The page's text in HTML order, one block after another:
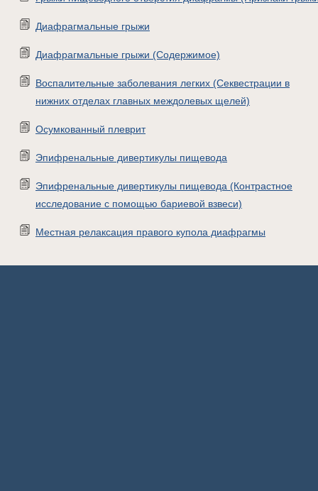
Диафрагмальные грыжи
Диафрагмальные грыжи (Содержимое)
Воспалительные заболевания легких (Секвестрации в
нижних отделах главных междолевых щелей)
Осумкованный плеврит
Эпифренальные дивертикулы пищевода
Эпифренальные дивертикулы пищевода (Контрастное
исследование с помощью бариевой взвеси)
Местная релаксация правого купола диафрагмы